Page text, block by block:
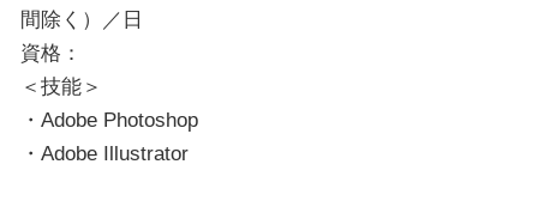
間除く）／日
資格：
＜技能＞
・Adobe Photoshop
・Adobe Illustrator